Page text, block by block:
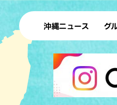
沖縄ニュース グ
ラ
テイ
すし